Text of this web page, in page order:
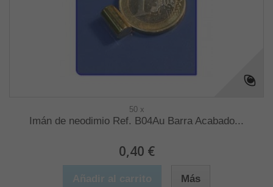
50 x
Imán de neodimio Ref. B04Au Barra Acabado...
0,40 €
Más